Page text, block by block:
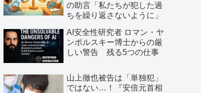
の助言「私たちが犯した過
ちを繰り返さないように」
AI安全性研究者 ロマン・ヤ
ンポルスキー博士からの厳
しい警告 残る5つの仕事
山上徹也被告は「単独犯」
ではない…！『安倍元首相